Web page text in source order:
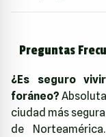
Preguntas
¿Es seguro
foráneo?
ciudad más
de